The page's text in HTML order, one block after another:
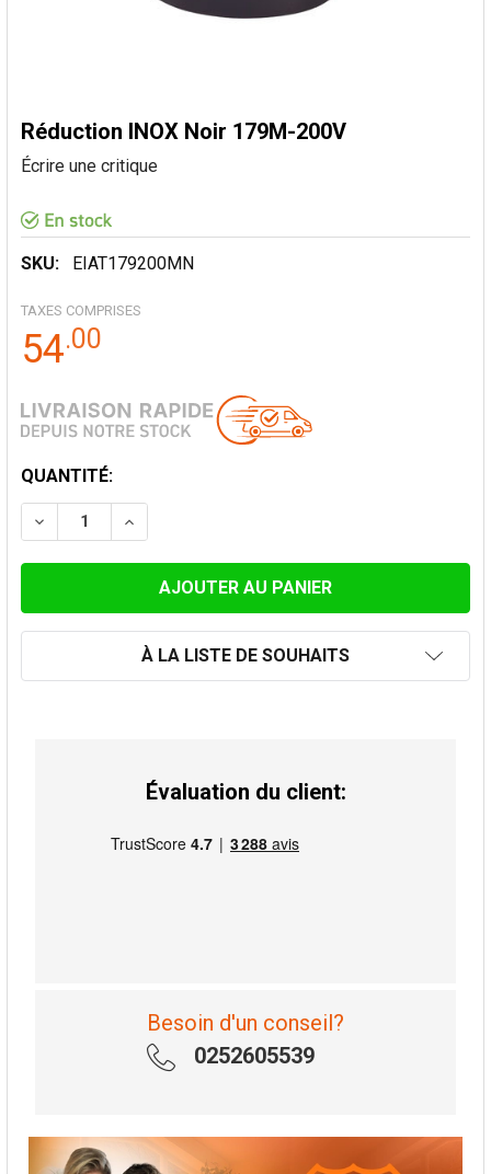
Réduction INOX Noir 179M-200V
Écrire une critique
SKU: EIAT179200MN
TAXES COMPRISES
54.00
STOCK
ACTUEL:
QUANTITÉ:
DIMINUER LA QUANTITÉ DE RÉDUCTION INOX NOIR
AUGMENTER LA QUANTITÉ DE RÉDUCTION
À LA LISTE DE SOUHAITS
Évaluation du client:
Besoin d'un conseil?
0252605539